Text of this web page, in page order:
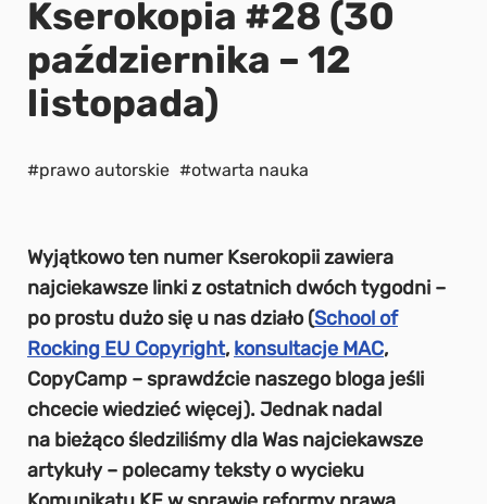
Kserokopia #28 (30
października – 12
listopada)
#prawo autorskie #otwarta nauka
Wyjątkowo ten numer Kserokopii zawiera
najciekawsze linki z ostatnich dwóch tygodni –
po prostu dużo się u nas działo (School of
Rocking EU Copyright, konsultacje MAC,
CopyCamp – sprawdźcie naszego bloga jeśli
chcecie wiedzieć więcej). Jednak nadal
na bieżąco śledziliśmy dla Was najciekawsze
artykuły – polecamy teksty o wycieku